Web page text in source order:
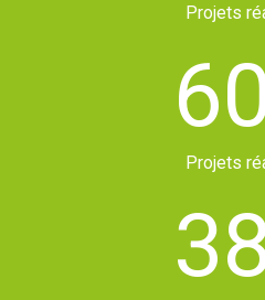
Projets
Projets